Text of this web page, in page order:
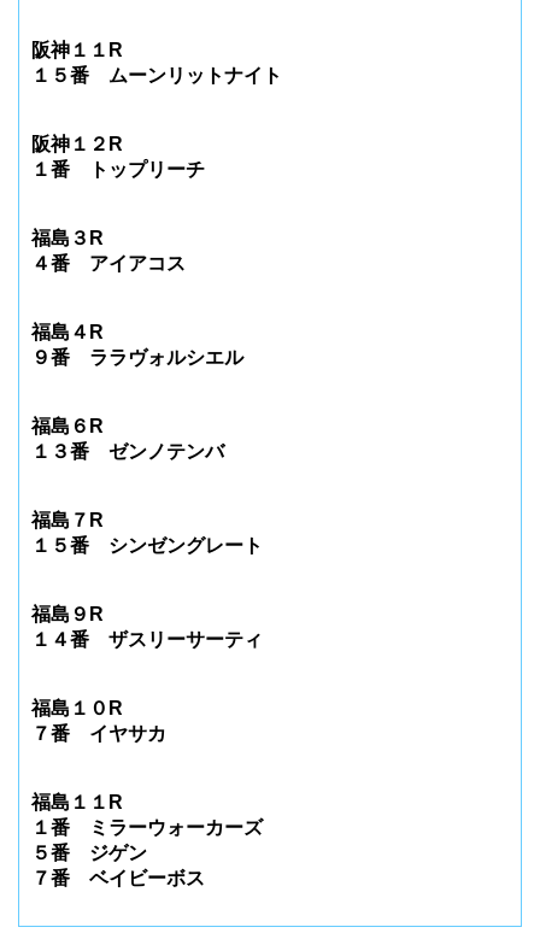
阪神１１R
１５番 ムーンリットナイト
阪神１２R
１番 トップリーチ
福島３R
４番 アイアコス
福島４R
９番 ララヴォルシエル
福島６R
１３番 ゼンノテンバ
福島７R
１５番 シンゼングレート
福島９R
１４番 ザスリーサーティ
福島１０R
７番 イヤサカ
福島１１R
１番 ミラーウォーカーズ
５番 ジゲン
７番 ベイビーボス